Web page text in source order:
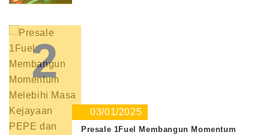
2
03/01/2025
Presale 1Fuel Membangun Momentum